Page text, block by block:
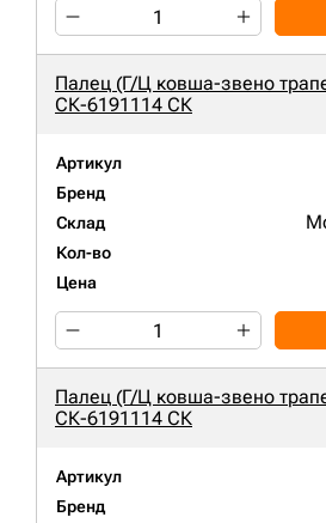
Палец (Г/Ц ковша-звено
СК-6191114 СК
Артикул
Бренд
Склад
Кол-во
Цена
Палец (Г/Ц ковша-звено
СК-6191114 СК
Артикул
Бренд